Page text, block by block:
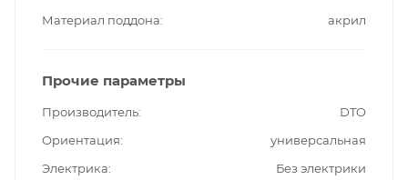
Материал поддона акрил
Прочие параметры
Производитель
DTO
Ориентация
универсальная
Электрика
Без электрики